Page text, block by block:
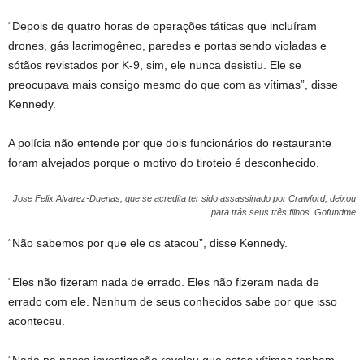
“Depois de quatro horas de operações táticas que incluíram
drones, gás lacrimogêneo, paredes e portas sendo violadas e
sótãos revistados por K-9, sim, ele nunca desistiu. Ele se
preocupava mais consigo mesmo do que com as vítimas”, disse
Kennedy.
A polícia não entende por que dois funcionários do restaurante
foram alvejados porque o motivo do tiroteio é desconhecido.
Jose Felix Alvarez-Duenas, que se acredita ter sido assassinado por Crawford, deixou
para trás seus três filhos. Gofundme
“Não sabemos por que ele os atacou”, disse Kennedy.
“Eles não fizeram nada de errado. Eles não fizeram nada de
errado com ele. Nenhum de seus conhecidos sabe por que isso
aconteceu.